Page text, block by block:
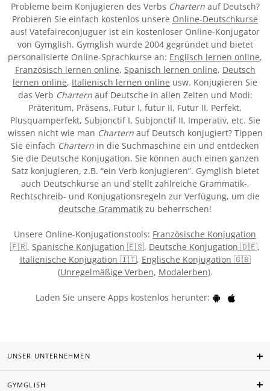
Probleme beim Konjugieren des Verbs Charternauf Deutsch?
Probieren Sie einfach kostenlos unsere Online-Deutschkurse
aus! Vatefaireconjuguer ist ein kostenloser Online-Konjugator
von Gymglish. Gymglish wurde 2004 gegründet und bietet
personalisierte Online-Sprachkurse an: Englisch lernen online,
Französisch lernen online, Spanisch lernen online, Deutsch
lernen online, Italienisch lernen online usw. Konjugieren Sie
das Verb Charternauf Deutsche in allen Zeiten und Modi:
Präteritum, Präsens, Futur I, futur II, Futur II, Perfekt,
Plusquamperfekt, Subjonctif I, Subjonctif II, Imperativ, etc. Sie
wissen nicht wie man Charternauf Deutsch konjugiert? Tippen
Sie einfach Chartern in die Suchmaschine ein und entdecken
Sie die Deutsche Konjugation. Sie können auch einen ganzen
Satz konjugieren, z.B. “ein Verb konjugieren”. Gymglish bietet
auch Deutschkurse an und stellt zahlreiche Grammatik-,
Rechtschreib- und Konjugationsregeln zur Verfügung, um die
deutsche Grammatik zu beherrschen!
Unsere Online-Konjugationstools: Französische Konjugation
🇫🇷, Spanische Konjugation 🇪🇸, Deutsche Konjugation 🇩🇪,
Italienische Konjugation 🇮🇹, Englische Konjugation 🇬🇧
(Unregelmäßige Verben, Modalerben).
Laden Sie unsere Apps kostenlos herunter:
UNSER UNTERNEHMEN
GYMGLISH